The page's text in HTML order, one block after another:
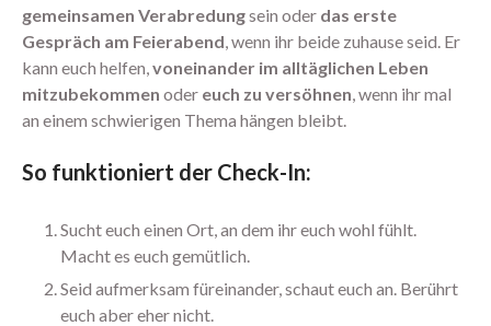
November 2025
Oktober 2025
September 2025
Juni 2025
April 2025
Februar 2025
gemeinsamen Verabredungsein oder das erste
Gespräch am Feierabend , wenn ihr beide zuhause seid. Er
kann euch helfen, voneinander im alltäglichen Leben
mitzubekommen oder euch zu versöhnen , wenn ihr mal
an einem schwierigen Thema hängen bleibt.
So funktioniert der Check-In:
Sucht euch einen Ort, an dem ihr euch wohl fühlt.
Macht es euch gemütlich.
Seid aufmerksam füreinander, schaut euch an. Berührt
euch aber eher nicht.